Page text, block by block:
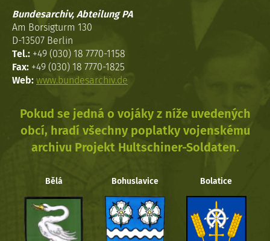
Bundesarchiv, Abteilung PA
Am Borsigturm 130
D-13507 Berlin
Tel.: +49 (030) 18 7770-1158
Fax: +49 (030) 18 7770-1825
Web: www.bundesarchiv.de
Pokud se jedná o vojáky z níže uvedených
obcí, hradí všechny poplatky vojenskému
archivu Projekt Hultschiner-Soldaten.
Bělá Bohuslavice Bolatice